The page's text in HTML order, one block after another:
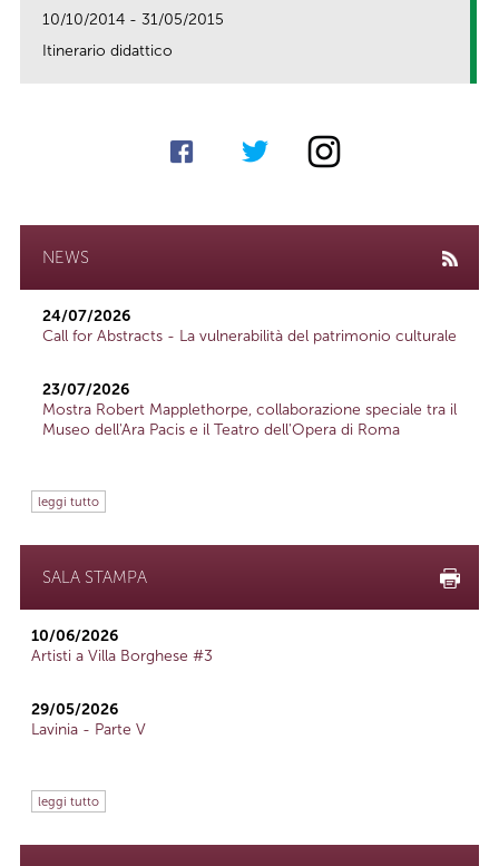
10/10/2014 - 31/05/2015
Itinerario didattico
NEWS
24/07/2026
Call for Abstracts - La vulnerabilità del patrimonio culturale
23/07/2026
Mostra Robert Mapplethorpe, collaborazione speciale tra il
Museo dell'Ara Pacis e il Teatro dell'Opera di Roma
leggi tutto
SALA STAMPA
10/06/2026
Artisti a Villa Borghese #3
29/05/2026
Lavinia - Parte V
leggi tutto